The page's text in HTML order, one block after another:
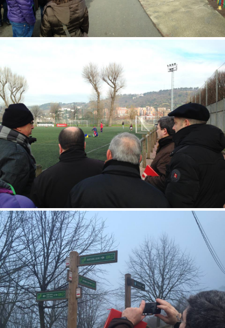
Etxebarria Parkeak aisialdi-gune izan behar du bilbotar guztientzat
urte osoan zehar, baina halaber, prest egon behar du zirkua eta
barrakak hartzeko Aste Nagusian. Begoña
Mallonako kirol instalazioak, Bilboko ehunka futbolarik entrenatu
eta jokatzen duten lekua. Garrantzitsua da kirolaren praktika
sustatzea gazteenen artean. Begoña